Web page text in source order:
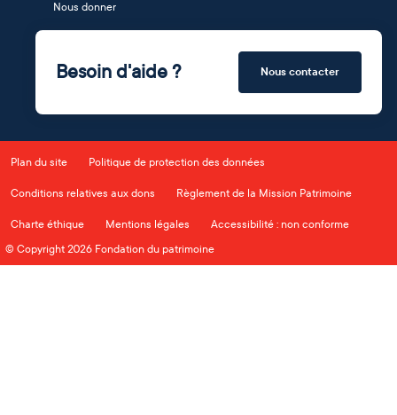
Nous donner
Besoin d'aide ? Nous contacter
Plan du site Politique de protection des données
Conditions relatives aux dons Règlement de la Mission Patrimoine
Charte éthique Mentions légales
Accessibilité : non conforme
© Copyright 2026 Fondation du patrimoine